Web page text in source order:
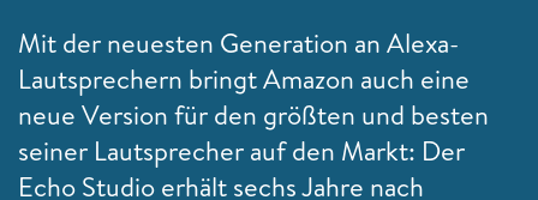
Mit der neuesten Generation an Alexa-
Lautsprechern bringt Amazon auch eine
neue Version für den größten und besten
seiner Lautsprecher auf den Markt: Der
Echo Studio erhält sechs Jahre nach